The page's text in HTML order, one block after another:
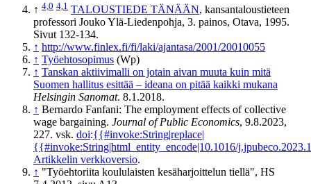
↑ 4,0 4,1 TALOUSTIEDE TÄNÄÄN, kansantaloustieteen
professori Jouko Ylä-Liedenpohja, 3. painos, Otava, 1995.
Sivut 132-134.
↑ http://www.finlex.fi/fi/laki/ajantasa/2001/20010055
↑ Työehtosopimus (Wp)
↑ Tanskan aktiivimalli on jotain aivan muuta kuin mitä
Suomen hallitus esittää – ideana on pitää kaikki mukana
Helsingin Sanomat. 8.1.2018.
↑ Bernardo Fanfani: The employment effects of collective
wage bargaining. Journal of Public Economics, 9.8.2023,
227. vsk. doi:{{#invoke:String|replace|
{{#invoke:String|html_entity_encode|10.1016/
Artikkelin verkkoversio.
↑ "Työehtoriita koululaisten kesäharjoittelun tiellä", HS